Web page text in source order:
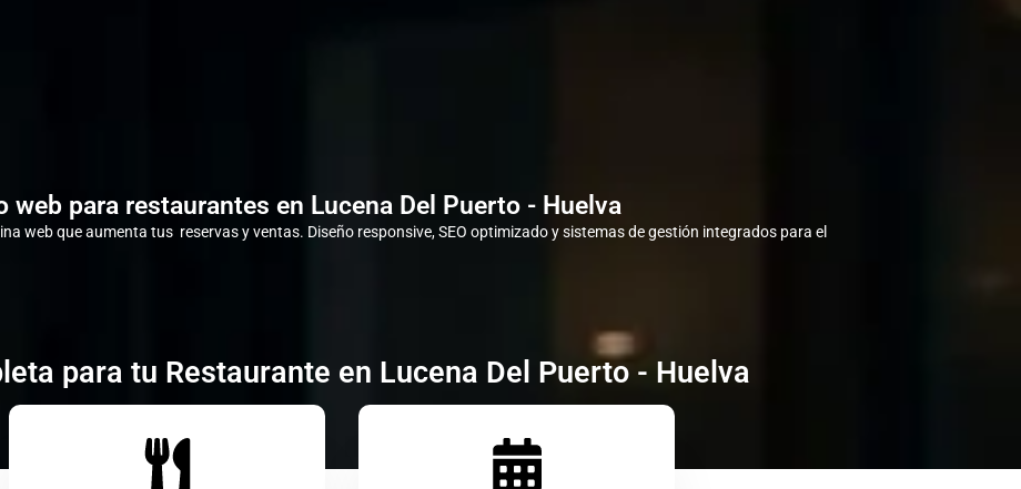
web para restaurantes en Lucena Del Puerto - Huelva
web que aumenta tus reservas y ventas. Diseño responsive, SEO optimizado y sistemas de gestión integrados para el
para tu Restaurante en Lucena Del Puerto - Huelva